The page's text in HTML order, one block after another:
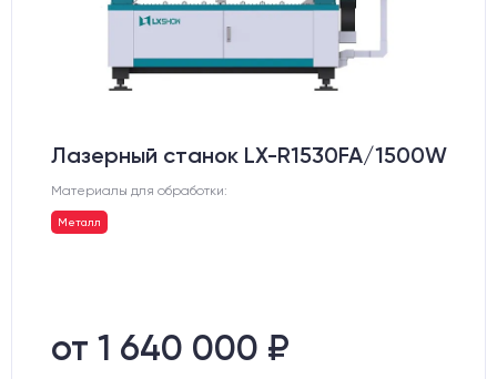
Лазерный станок LX-R1530FA/1500W
Материалы для обработки:
Металл
от 1 640 000 ₽